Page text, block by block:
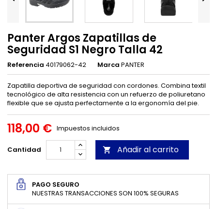
Panter Argos Zapatillas de
Seguridad S1 Negro Talla 42
Referencia 40179062-42 Marca PANTER
Zapatilla deportiva de seguridad con cordones. Combina textil
tecnológico de alta resistencia con un refuerzo de poliuretano
flexible que se ajusta perfectamente a la ergonomía del pie.
118,00 € Impuestos incluidos
Cantidad  Añadir al carrito
PAGO SEGURO
NUESTRAS TRANSACCIONES SON 100% SEGURAS